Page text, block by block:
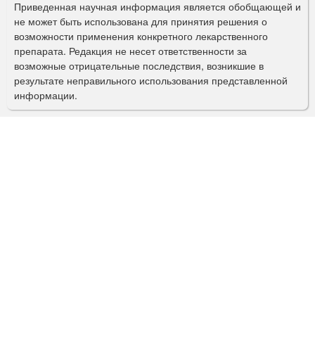
п
о
и
с
к
Приведенная научная информация является обобщающей и
не может быть использована для принятия решения о
возможности применения конкретного лекарственного
препарата. Редакция не несет ответственности за
возможные отрицательные последствия, возникшие в
результате неправильного использования представленной
информации.